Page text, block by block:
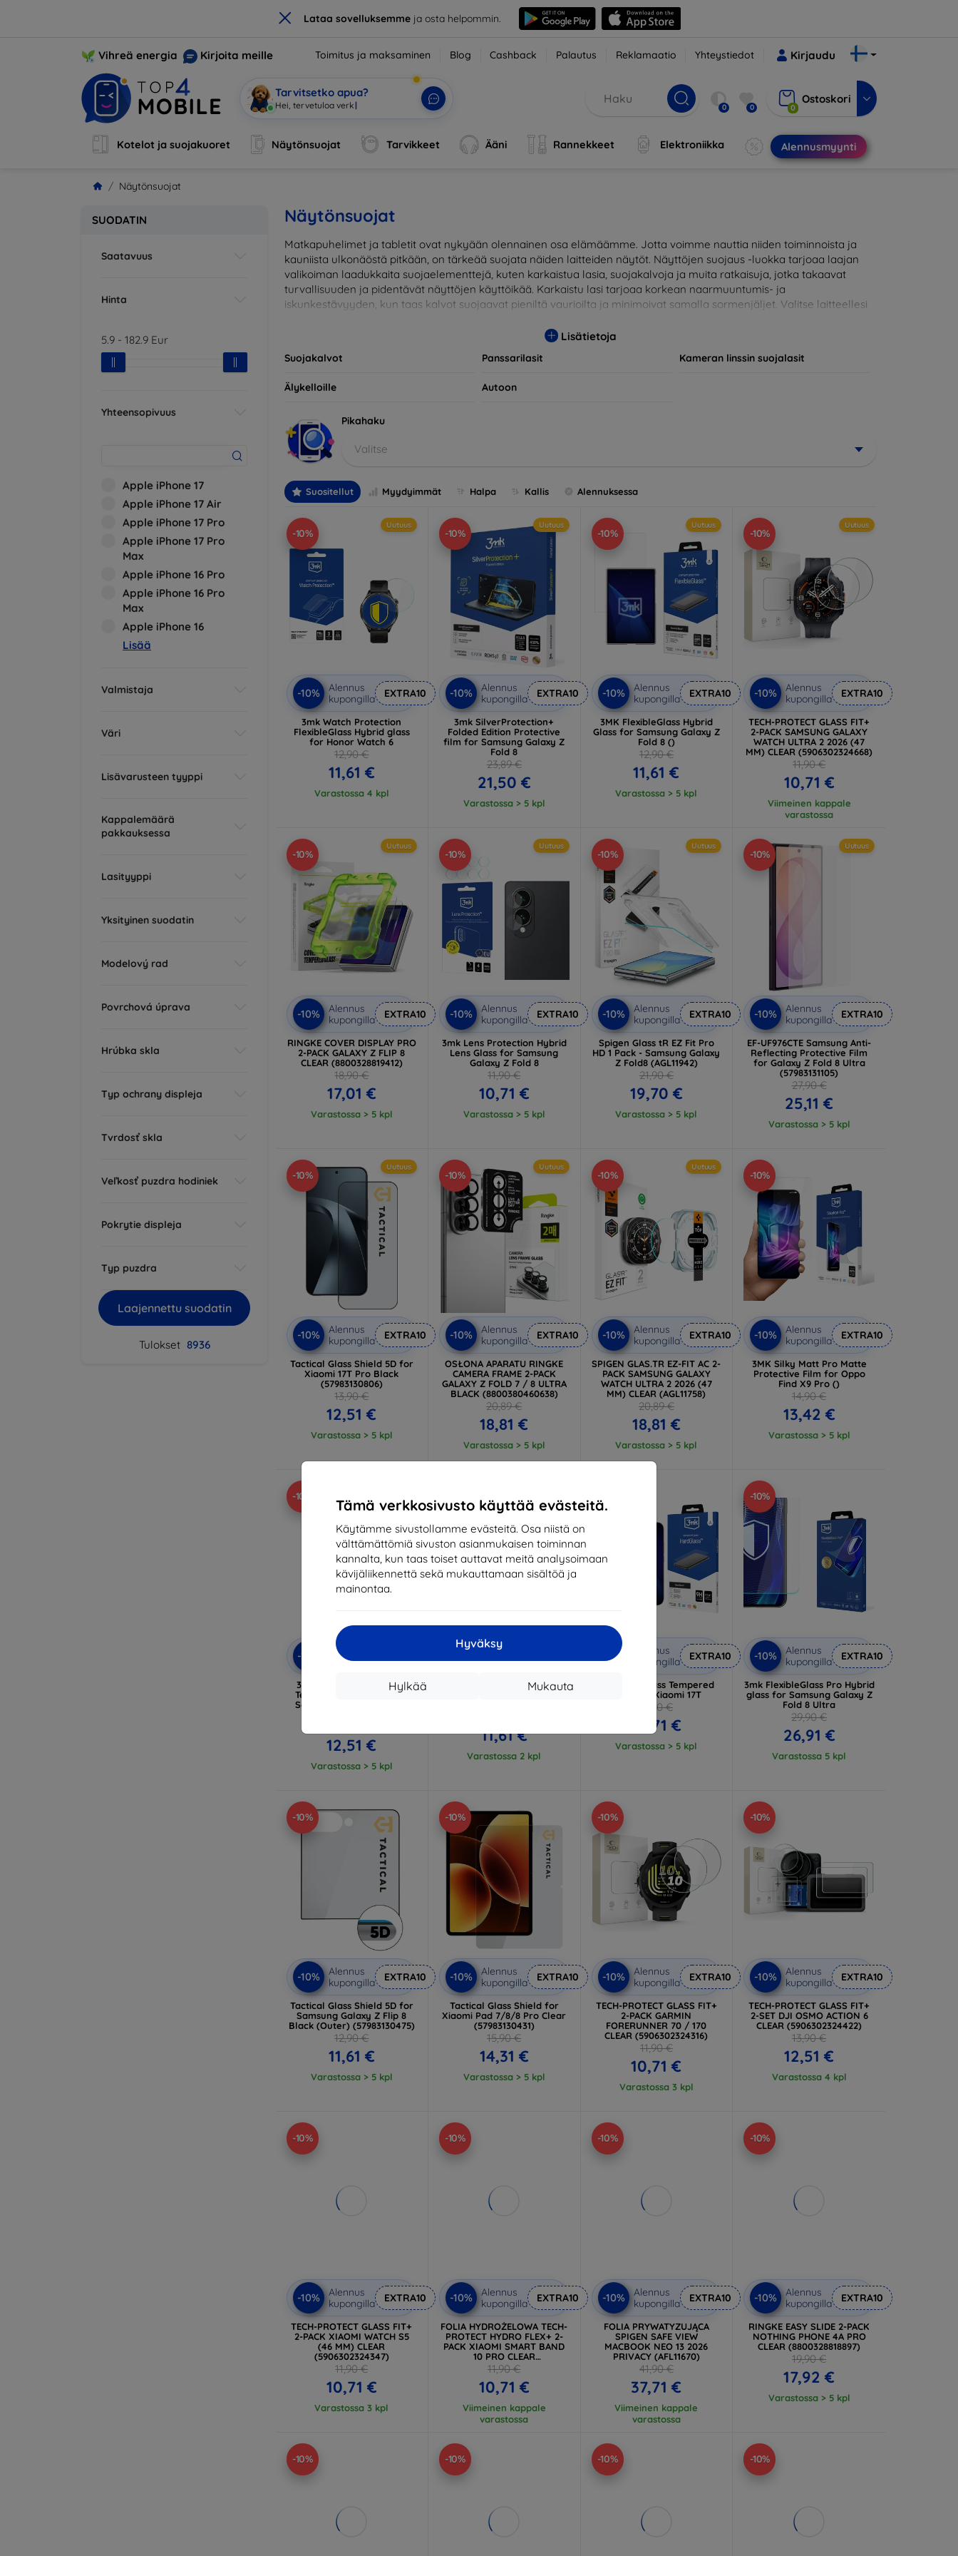
× Lataa sovelluksemmeja osta helpommin.
Tämä verkkosivusto käyttää evästeitä.
Käytämme sivustollamme evästeitä. Osa niistä on
välttämättömiä sivuston asianmukaisen toiminnan
kannalta, kun taas toiset auttavat meitä analysoimaan
kävijäliikennettä sekä mukauttamaan sisältöä ja
mainontaa.
Hyväksy
Mukauta
Hylkää
Vihreä energia Kirjoita meille Toimitus ja maksaminen Blog Cashback Palautus Reklamaatio Yhteystiedot Kirjaudu
Tarvitsetko apua?
Olen Mobi,| 0 0 0
Ostoskori
Kotelot ja suojakuoret Näytönsuojat Tarvikkeet Ääni Rannekkeet Elektroniikka Alennusmyynti
Näytönsuojat
SUODATIN
Saatavuus
Hinta
5.9 - 182.9 Eur
Yhteensopivuus
Apple iPhone 17
Apple iPhone 17 Air
Apple iPhone 17 Pro
Apple iPhone 17 Pro
Max
Apple iPhone 16 Pro
Apple iPhone 16 Pro
Max
Apple iPhone 16
Lisää
Valmistaja
Väri
Lisävarusteen tyyppi
Kappalemäärä
pakkauksessa
Lasityyppi
Yksityinen suodatin
Modelový rad
Povrchová úprava
Hrúbka skla
Typ ochrany displeja
Tvrdosť skla
Veľkosť puzdra hodiniek
Pokrytie displeja
Typ puzdra
Laajennettu suodatin
Tulokset 8936
Näytönsuojat
Matkapuhelimet ja tabletit ovat nykyään olennainen osa elämäämme. Jotta voimme nauttia niiden toiminnoista ja
kauniista ulkonäöstä pitkään, on tärkeää suojata näiden laitteiden näytöt. Näyttöjen suojaus -luokka tarjoaa laajan
valikoiman laadukkaita suojaelementtejä, kuten karkaistua lasia, suojakalvoja ja muita ratkaisuja, jotka takaavat
turvallisuuden ja pidentävät näyttöjen käyttöikää. Karkaistu lasi tarjoaa korkean naarmuuntumis- ja
iskunkestävyyden, kun taas kalvot suojaavat pieniltä vaurioilta ja minimoivat samalla sormenjäljet. Valitse laitteellesi
yhteensopivia useiden eri merkkien ja mallien kanssa, mikä takaa, että jokainen asiakas löytää laitteelleen
Lisätietoja
Suojakalvot Panssarilasit Kameran linssin suojalasit
Älykelloille Autoon
Pikahaku
Valitse
Suositellut Myydyimmät Halpa Kallis Alennuksessa
-10%
Uutuus
-10%
Alennus
kupongilla
EXTRA10
3mk Watch Protection
FlexibleGlass Hybrid glass
for Honor Watch 6
12,90 €
11,61 €
Varastossa 4 kpl
-10%
Uutuus
-10%
Alennus
kupongilla
EXTRA10
3mk SilverProtection+
Folded Edition Protective
film for Samsung Galaxy Z
Fold 8
23,89 €
21,50 €
Varastossa > 5 kpl
-10%
Uutuus
-10%
Alennus
kupongilla
EXTRA10
3MK FlexibleGlass Hybrid
Glass for Samsung Galaxy Z
Fold 8 ()
12,90 €
11,61 €
Varastossa > 5 kpl
-10%
Uutuus
-10%
Alennus
kupongilla
EXTRA10
TECH-PROTECT GLASS FIT+
2-PACK SAMSUNG GALAXY
WATCH ULTRA 2 2026 (47
MM) CLEAR (5906302324668)
11,90 €
10,71 €
Viimeinen kappale
varastossa
-10%
Uutuus
-10%
Alennus
kupongilla
EXTRA10
RINGKE COVER DISPLAY PRO
2-PACK GALAXY Z FLIP 8
CLEAR (8800328819412)
18,90 €
17,01 €
Varastossa > 5 kpl
-10%
Uutuus
-10%
Alennus
kupongilla
EXTRA10
3mk Lens Protection Hybrid
Lens Glass for Samsung
Galaxy Z Fold 8
11,90 €
10,71 €
Varastossa > 5 kpl
-10%
Uutuus
-10%
Alennus
kupongilla
EXTRA10
Spigen Glass tR EZ Fit Pro
HD 1 Pack - Samsung Galaxy
Z Fold8 (AGL11942)
21,90 €
19,70 €
Varastossa > 5 kpl
-10%
Uutuus
-10%
Alennus
kupongilla
EXTRA10
EF-UF976CTE Samsung Anti-
Reflecting Protective Film
for Galaxy Z Fold 8 Ultra
(57983131105)
27,90 €
25,11 €
Varastossa > 5 kpl
-10%
Uutuus
-10%
Alennus
kupongilla
EXTRA10
Tactical Glass Shield 5D for
Xiaomi 17T Pro Black
(57983130806)
13,90 €
12,51 €
Varastossa > 5 kpl
-10%
Uutuus
-10%
Alennus
kupongilla
EXTRA10
OSŁONA APARATU RINGKE
CAMERA FRAME 2-PACK
GALAXY Z FOLD 7 / 8 ULTRA
BLACK (8800380460638)
20,89 €
18,81 €
Varastossa > 5 kpl
-10%
Uutuus
-10%
Alennus
kupongilla
EXTRA10
SPIGEN GLAS.TR EZ-FIT AC 2-
PACK SAMSUNG GALAXY
WATCH ULTRA 2 2026 (47
MM) CLEAR (AGL11758)
20,89 €
18,81 €
Varastossa > 5 kpl
-10%
-10%
Alennus
kupongilla
EXTRA10
3MK Silky Matt Pro Matte
Protective Film for Oppo
Find X9 Pro ()
14,90 €
13,42 €
Varastossa > 5 kpl
-10%
-10%
Alennus
kupongilla
3mk Lens Protection Pro
Tempered Glass Lens for
Samsung Galaxy Z Fold 8
12,51 €
Varastossa > 5 kpl
Alennus
kupongilla
3mk Watch Protection
FlexibleGlass Hybrid glass
11,61 €
Varastossa 2 kpl
-10%
Alennus
kupongilla
EXTRA10
3mk HardGlass Tempered
glass for Xiaomi 17T
11,90 €
10,71 €
Varastossa > 5 kpl
-10%
-10%
Alennus
kupongilla
EXTRA10
3mk FlexibleGlass Pro Hybrid
glass for Samsung Galaxy Z
Fold 8 Ultra
29,90 €
26,91 €
Varastossa 5 kpl
-10%
-10%
Alennus
kupongilla
EXTRA10
Tactical Glass Shield 5D for
Samsung Galaxy Z Flip 8
Black (Outer) (57983130475)
12,90 €
11,61 €
Varastossa > 5 kpl
-10%
-10%
Alennus
kupongilla
EXTRA10
Tactical Glass Shield for
Xiaomi Pad 7/8/8 Pro Clear
(57983130431)
15,90 €
14,31 €
Varastossa > 5 kpl
-10%
-10%
Alennus
kupongilla
EXTRA10
TECH-PROTECT GLASS FIT+
2-PACK GARMIN
FORERUNNER 70 / 170
CLEAR (5906302324316)
11,90 €
10,71 €
Varastossa 3 kpl
-10%
-10%
Alennus
kupongilla
EXTRA10
TECH-PROTECT GLASS FIT+
2-SET DJI OSMO ACTION 6
CLEAR (5906302324422)
13,90 €
12,51 €
Varastossa 4 kpl
-10%
-10%
Alennus
kupongilla
EXTRA10
TECH-PROTECT GLASS FIT+
2-PACK XIAOMI WATCH S5
(46 MM) CLEAR
(5906302324347)
11,90 €
10,71 €
Varastossa 3 kpl
-10%
-10%
Alennus
kupongilla
EXTRA10
FOLIA HYDROŻELOWA TECH-
PROTECT HYDRO FLEX+ 2-
PACK XIAOMI SMART BAND
10 PRO CLEAR
(5906302324330)
11,90 €
10,71 €
Viimeinen kappale
varastossa
-10%
-10%
Alennus
kupongilla
EXTRA10
FOLIA PRYWATYZUJĄCA
SPIGEN SAFE VIEW
MACBOOK NEO 13 2026
PRIVACY (AFL11670)
41,90 €
37,71 €
Viimeinen kappale
varastossa
-10%
-10%
Alennus
kupongilla
EXTRA10
RINGKE EASY SLIDE 2-PACK
NOTHING PHONE 4A PRO
CLEAR (8800328818897)
19,90 €
17,92 €
Varastossa > 5 kpl
-10% -10% -10% -10%